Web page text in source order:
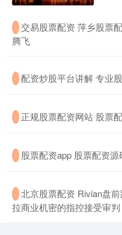
· 交易股票配资 萍乡股票
腾飞
· 配资炒股平台讲解 专业
· 正规股票配资网站 股票
· 股票配资app 股票配资
· 北京股票配资 Rivian盘
拉商业机密的指控接受审判